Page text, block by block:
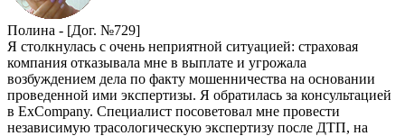
Полина - [Дог. №729]
Я столкнулась с очень неприятной ситуацией: страховая
компания отказывала мне в выплате и угрожала
возбуждением дела по факту мошенничества на основании
проведенной ими экспертизы. Я обратилась за консультацией
в ExCompany. Специалист посоветовал мне провести
независимую трасологическую экспертизу после ДТП, на